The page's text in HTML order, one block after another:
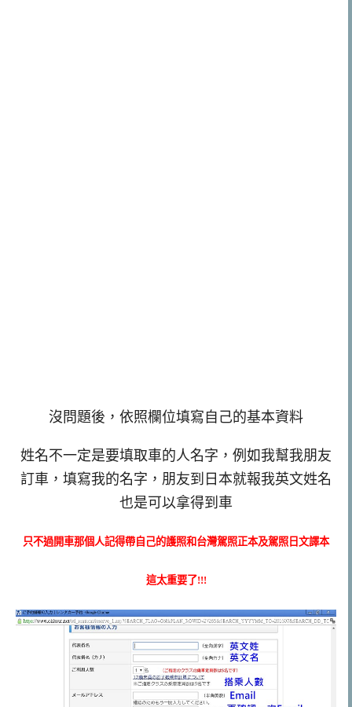
沒問題後，依照欄位填寫自己的基本資料
姓名不一定是要填取車的人名字，例如我幫我朋友
訂車，填寫我的名字，朋友到日本就報我英文姓名
也是可以拿得到車
只不過開車那個人記得帶自己的護照和台灣駕照正本及駕照日文譯本
這太重要了!!!